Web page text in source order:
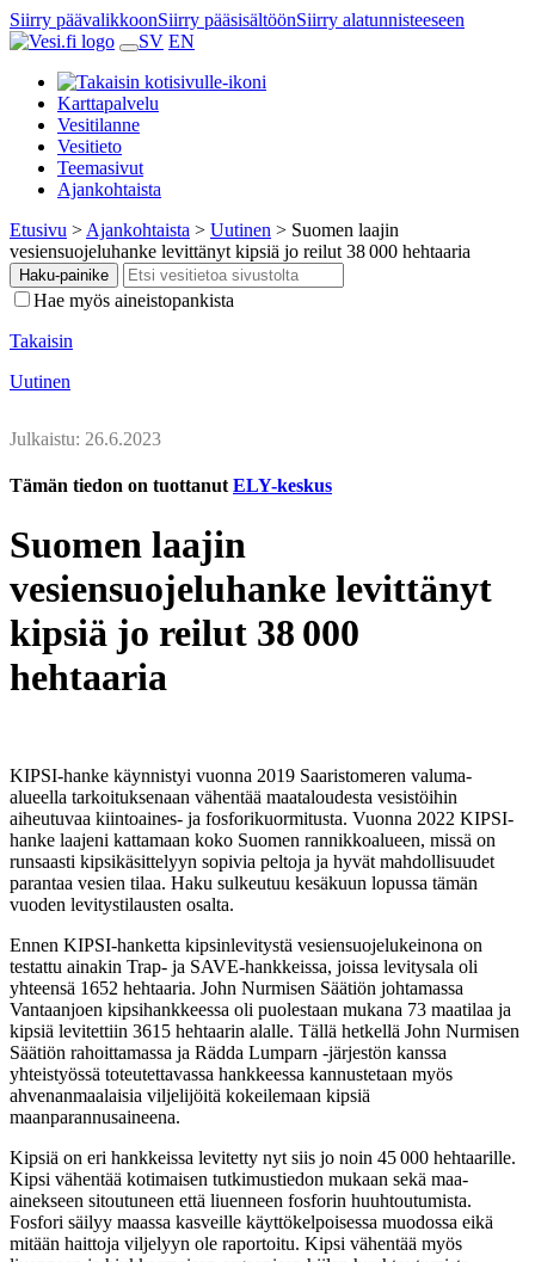
Siirry päävalikkoonSiirry pääsisältöönSiirry alatunnisteeseen
SV EN
Karttapalvelu
Vesitilanne
Vesitieto
Teemasivut
Ajankohtaista
Etusivu > Ajankohtaista > Uutinen > Suomen laajin
vesiensuojeluhanke levittänyt kipsiä jo reilut 38 000 hehtaaria
Haku-painike
Hae myös aineistopankista
Takaisin
Uutinen
Julkaistu: 26.6.2023
Tämän tiedon on tuottanut ELY-keskus
Suomen laajin
vesiensuojeluhanke levittänyt
kipsiä jo reilut 38 000
hehtaaria
KIPSI-hanke käynnistyi vuonna 2019 Saaristomeren valuma-
alueella tarkoituksenaan vähentää maataloudesta vesistöihin
aiheutuvaa kiintoaines- ja fosforikuormitusta. Vuonna 2022 KIPSI-
hanke laajeni kattamaan koko Suomen rannikkoalueen, missä on
runsaasti kipsikäsittelyyn sopivia peltoja ja hyvät mahdollisuudet
parantaa vesien tilaa. Haku sulkeutuu kesäkuun lopussa tämän
vuoden levitystilausten osalta.
Ennen KIPSI-hanketta kipsinlevitystä vesiensuojelukeinona on
testattu ainakin Trap- ja SAVE-hankkeissa, joissa levitysala oli
yhteensä 1652 hehtaaria. John Nurmisen Säätiön johtamassa
Vantaanjoen kipsihankkeessa oli puolestaan mukana 73 maatilaa ja
kipsiä levitettiin 3615 hehtaarin alalle. Tällä hetkellä John Nurmisen
Säätiön rahoittamassa ja Rädda Lumparn -järjestön kanssa
yhteistyössä toteutettavassa hankkeessa kannustetaan myös
ahvenanmaalaisia viljelijöitä kokeilemaan kipsiä
maanparannusaineena.
Kipsiä on eri hankkeissa levitetty nyt siis jo noin 45 000 hehtaarille.
Kipsi vähentää kotimaisen tutkimustiedon mukaan sekä maa-
ainekseen sitoutuneen että liuenneen fosforin huuhtoutumista.
Fosfori säilyy maassa kasveille käyttökelpoisessa muodossa eikä
mitään haittoja viljelyyn ole raportoitu. Kipsi vähentää myös